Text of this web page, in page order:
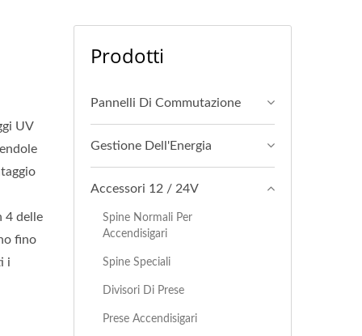
UV
4 delle
fino
i
Prodotti
Pannelli Di Commutazione
Gestione Dell'Energia
Accessori 12 / 24V
Spine Normali Per
Accendisigari
Spine Speciali
Divisori Di Prese
Prese Accendisigari